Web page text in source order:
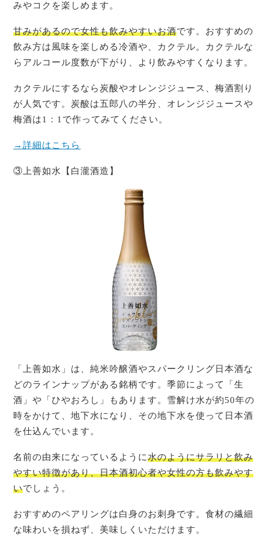
みやコクを楽しめます。
甘みがあるので女性も飲みやすいお酒です。おすすめの
飲み方は風味を楽しめる冷酒や、カクテル。カクテルな
らアルコール度数が下がり、より飲みやすくなります。
カクテルにするなら炭酸やオレンジジュース、梅酒割り
が人気です。炭酸は五郎八の半分、オレンジジュースや
梅酒は1：1で作ってみてください。
→詳細はこちら
③上善如水【白瀧酒造】
「上善如水」は、純米吟醸酒やスパークリング日本酒な
どのラインナップがある銘柄です。季節によって「生
酒」や「ひやおろし」もあります。雪解け水が約50年の
時をかけて、地下水になり、その地下水を使って日本酒
を仕込んでいます。
名前の由来になっているように水のようにサラリと飲み
やすい特徴があり、日本酒初心者や女性の方も飲みやす
いでしょう。
おすすめのペアリングは白身のお刺身です。食材の繊細
な味わいを損ねず、美味しくいただけます。